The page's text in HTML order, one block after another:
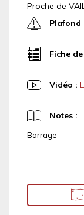
Proche de
Plafond
Fiche
Vidéo :
Notes :
Barrage